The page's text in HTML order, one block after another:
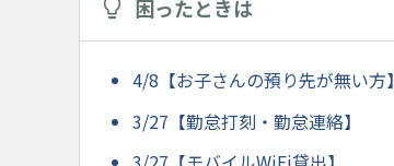
困ったときは
4/8【お子さんの預り先が無い方】
3/27【勤怠打刻・勤怠連絡】